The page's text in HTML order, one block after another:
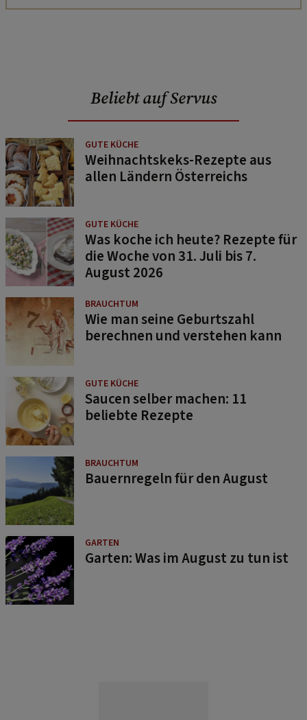
Beliebt auf Servus
GUTE KÜCHE
Weihnachtskeks-Rezepte aus
allen Ländern Österreichs
GUTE KÜCHE
Was koche ich heute? Rezepte für
die Woche von 31. Juli bis 7.
August 2026
BRAUCHTUM
Wie man seine Geburtszahl
berechnen und verstehen kann
GUTE KÜCHE
Saucen selber machen: 11
beliebte Rezepte
BRAUCHTUM
Bauernregeln für den August
GARTEN
Garten: Was im August zu tun ist